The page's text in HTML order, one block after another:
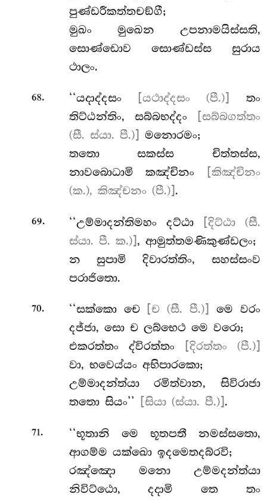
පුණ්ඩරීකත්තචඞ්ගී;
මුඛං මුඛෙන උපනාමයිස්සති,
සොණ්ඩොව සොණ්ඩස්ස සුරාය
ථාලං.
68. ‘‘යදාද්දසං [යථාද්දසං (පී.)]
තං
තිට්ඨන්තිං, සබ්බභද්දං
[සබ්බගත්තං
(සී. ස්යා. පී.)]
මනොරමං;
තතොසකස්ස චිත්තස්ස,
නාවබොධාමි කඤ්චිනං
[කිඤ්චිනං
(ක.), කිඤ්චනං (පී.)] .
69. ‘‘උම්මාදන්තිමහං දට්ඨා
[දිට්ඨා (සී.
ස්යා. පී. ක.)] , ආමුත්තමණිකුණ්ඩලං;
න සුපාමි දිවාරත්තිං, සහස්සංව
පරාජිතො.
70. ‘‘සක්කො චෙ [ච (සී. පී.)]
මෙ වරං
දජ්ජා, සො ච ලබ්භෙථ මෙ වරො;
එකරත්තං ද්විරත්තං
[දිරත්තං (පී.)]
වා, භවෙය්යං අභිපාරකො;
උම්මාදන්ත්යා රමිත්වාන, සිවිරාජා
තතො සියං’’
[සියා (ස්යා. පී.)] .
71.
‘‘භූතානි මෙ භූතපතී නමස්සතො,
ආගම්ම යක්ඛො ඉදමෙතදබ්රවි;
රඤ්ඤො මනො උම්මදන්ත්යා
නිවිට්ඨො, දදාමි තෙ තං